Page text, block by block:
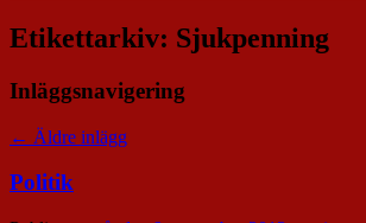
Etikettarkiv: Sjukpenning
Inläggsnavigering
← Äldre inlägg
Politik